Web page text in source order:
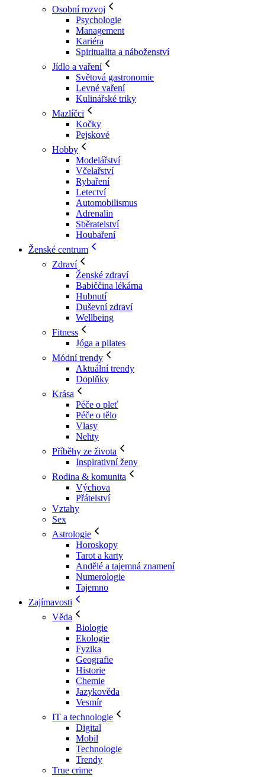
Osobní rozvoj
Psychologie
Management
Kariéra
Spiritualita a náboženství
Jídlo a vaření
Světová gastronomie
Levné vaření
Kulinářské triky
Mazlíčci
Kočky
Pejskové
Hobby
Modelářství
Včelařství
Rybaření
Letectví
Automobilismus
Adrenalin
Sběratelství
Houbaření
Ženské centrum
Zdraví
Ženské zdraví
Babiččina lékárna
Hubnutí
Duševní zdraví
Wellbeing
Fitness
Jóga a pilates
Módní trendy
Aktuální trendy
Doplňky
Krása
Péče o pleť
Péče o tělo
Vlasy
Nehty
Příběhy ze života
Inspirativní ženy
Rodina & komunita
Výchova
Přátelství
Vztahy
Sex
Astrologie
Horoskopy
Tarot a karty
Andělé a tajemná znamení
Numerologie
Tajemno
Zajímavosti
Věda
Biologie
Ekologie
Fyzika
Geografie
Historie
Chemie
Jazykověda
Vesmír
IT a technologie
Digital
Mobil
Technologie
Trendy
True crime